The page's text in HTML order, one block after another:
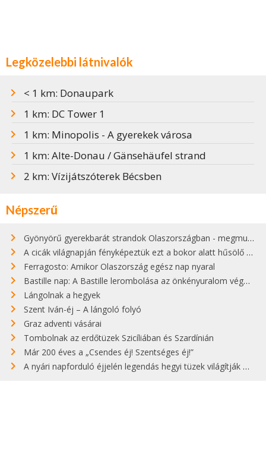
Legközelebbi látnivalók
< 1 km: Donaupark
1 km: DC Tower 1
1 km: Minopolis - A gyerekek városa
1 km: Alte-Donau / Gänsehäufel strand
2 km: Vízijátszóterek Bécsben
Népszerű
Gyönyörű gyerekbarát strandok Olaszországban - megmutatjuk a 15 legjobbat
A cicák világnapján fényképeztük ezt a bokor alatt hűsölő cicát Kisorosziban
Ferragosto: Amikor Olaszország egész nap nyaral
Bastille nap: A Bastille lerombolása az önkényuralom végét jelentette
Lángolnak a hegyek
Szent Iván-éj – A lángoló folyó
Graz adventi vásárai
Tombolnak az erdőtüzek Szicíliában és Szardínián
Már 200 éves a „Csendes éj! Szentséges éj!”
A nyári napforduló éjjelén legendás hegyi tüzek világítják meg Zugspitzét